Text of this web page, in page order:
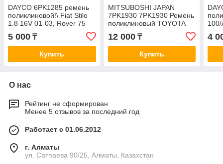
DAYCO 6PK1285 ремень
поликлиновой!\ Fiat Stilo
1.8 16V 01-03, Rover 75
5 000 ₸
Купить
MITSUBOSHI JAPAN
7PK1930 7PK1930 Ремень
поликлиновый TOYOTA
12 000₸
Купить
4
О нас
Рейтинг не сформирован
Менее 5 отзывов за последний год
Работает с 01.06.2012
г. Алматы
ул. Сатпаева 90/25, Алматы, Казахстан